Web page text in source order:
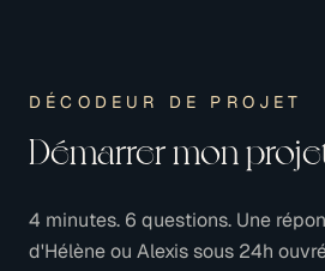
DÉCODEUR DE PROJET
Démarrer mon
4 minutes. 6 questions. Une
d'Hélène ou Alexis sous 24h